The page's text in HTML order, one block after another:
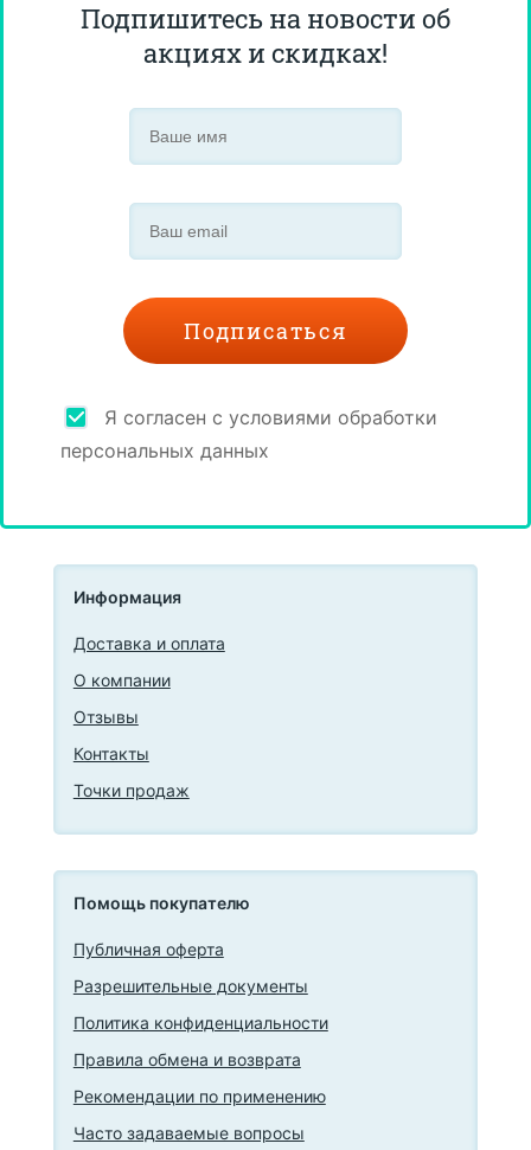
Подпишитесь на новости об
акциях и скидках!
Я согласен с условиями обработки
персональных данных
Информация
Доставка и оплата
О компании
Отзывы
Контакты
Точки продаж
Помощь покупателю
Публичная оферта
Разрешительные документы
Политика конфиденциальности
Правила обмена и возврата
Рекомендации по применению
Часто задаваемые вопросы